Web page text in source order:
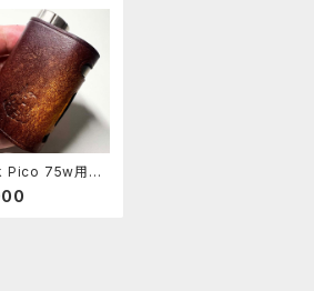
Pico 75w用レ
リーブ [407-p